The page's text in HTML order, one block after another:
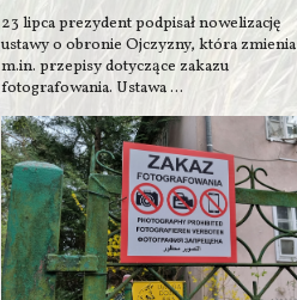
23 lipca prezydent podpisał nowelizację
ustawy o obronie Ojczyzny, która zmienia
m.in. przepisy dotyczące zakazu
fotografowania. Ustawa ...